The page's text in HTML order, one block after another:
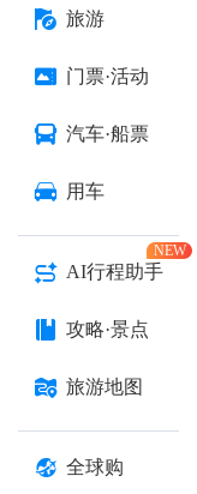
旅游
门票·活动
汽车·船票
用车
AI行程助手
NEW
攻略·景点
旅游地图
全球购